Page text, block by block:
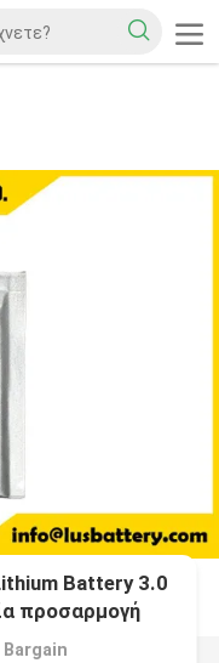
Battery 3.0
προσαρμογή
Bargain